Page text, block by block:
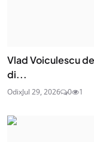
Vlad Voiculescu
di...
OdixJul 29, 2026 0 1